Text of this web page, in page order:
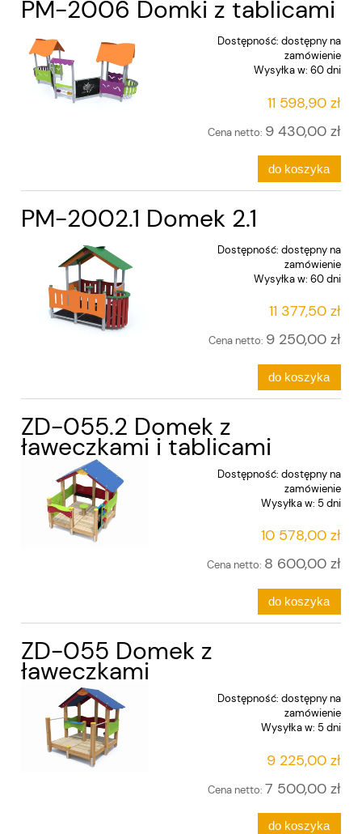
PM-2006 Domki z tablicami
Dostępność: dostępny na
zamówienie
Wysyłka w: 60 dni
11 598,90 zł
Cena netto: 9 430,00 zł
do koszyka
PM-2002.1 Domek 2.1
Dostępność: dostępny na
zamówienie
Wysyłka w: 60 dni
11 377,50 zł
Cena netto: 9 250,00 zł
do koszyka
ZD-055.2 Domek z
ławeczkami i tablicami
Dostępność: dostępny na
zamówienie
Wysyłka w: 5 dni
10 578,00 zł
Cena netto: 8 600,00 zł
do koszyka
ZD-055 Domek z
ławeczkami
Dostępność: dostępny na
zamówienie
Wysyłka w: 5 dni
9 225,00 zł
Cena netto: 7 500,00 zł
do koszyka